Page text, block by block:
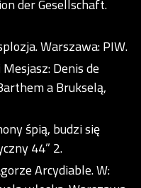
der Gesellschaft.
Warszawa: PIW.
Denis de
a Brukselą,
śpią, budzi się
44” 2.
Arcydiable. W: